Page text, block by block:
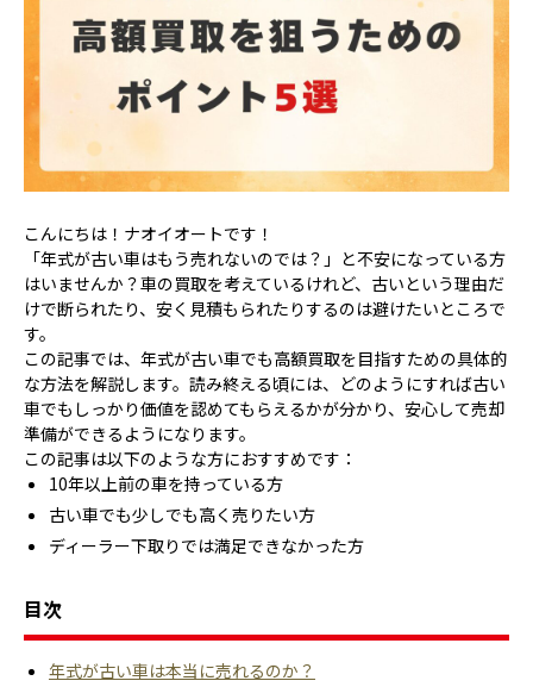
こんにちは！ナオイオートです！
「年式が古い車はもう売れないのでは？」と不安になっている方
はいませんか？車の買取を考えているけれど、古いという理由だ
けで断られたり、安く見積もられたりするのは避けたいところで
す。
この記事では、年式が古い車でも高額買取を目指すための具体的
な方法を解説します。読み終える頃には、どのようにすれば古い
車でもしっかり価値を認めてもらえるかが分かり、安心して売却
準備ができるようになります。
この記事は以下のような方におすすめです：
10年以上前の車を持っている方
古い車でも少しでも高く売りたい方
ディーラー下取りでは満足できなかった方
目次
年式が古い車は本当に売れるのか？